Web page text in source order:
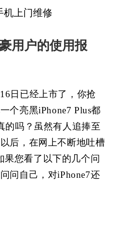
机上门维修
用户的使用报
日已经上市了，你抢
个亮黑iPhone7 Plus都
的吗？虽然有人追捧至
后，在网上不断地吐槽
果您看了以下的几个问
问自己，对iPhone7还